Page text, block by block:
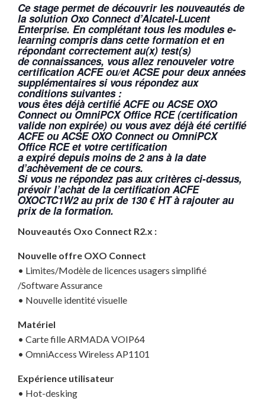
Ce stage permet de découvrir les nouveautés de
la solution Oxo Connect d’Alcatel-Lucent
Enterprise. En complétant tous les modules e-
learning compris dans cette formation et en
répondant correctement au(x) test(s)
de connaissances, vous allez renouveler votre
certification ACFE ou/et ACSE pour deux années
supplémentaires si vous répondez aux
conditions suivantes :
vous êtes déjà certifié ACFE ou ACSE OXO
Connect ou OmniPCX Office RCE (certification
valide non expirée) ou vous avez déjà été certifié
ACFE ou ACSE OXO Connect ou OmniPCX
Office RCE et votre certification
a expiré depuis moins de 2 ans à la date
d’achèvement de ce cours.
Si vous ne répondez pas aux critères ci-dessus,
prévoir l’achat de la certification ACFE
OXOCTC1W2 au prix de 130 € HT à rajouter au
prix de la formation.
Nouveautés Oxo Connect R2.x :
Nouvelle offre OXO Connect
• Limites/Modèle de licences usagers simplifié
/Software Assurance
• Nouvelle identité visuelle
Matériel
• Carte fille ARMADA VOIP64
• OmniAccess Wireless AP1101
Expérience utilisateur
• Hot-desking